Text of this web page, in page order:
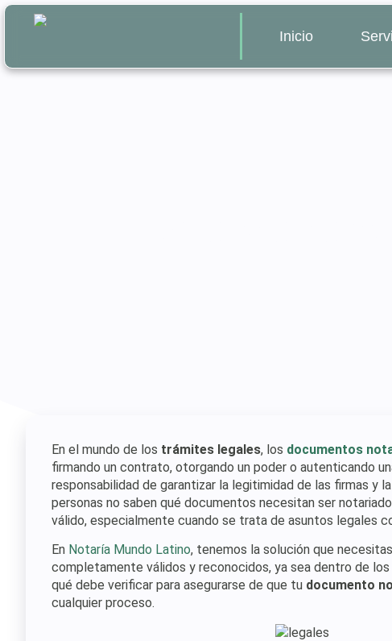
Inicio
En el mundo de los trámites legales, los documentos
firmando un contrato, otorgando un poder o autenticando
responsabilidad de garantizar la legitimidad de las firmas y
personas no saben qué documentos necesitan ser
válido, especialmente cuando se trata de asuntos legales
En Notaría Mundo Latino, tenemos la solución que
completamente válidos y reconocidos, ya sea dentro de
qué debe verificar para asegurarse de que tu documento
cualquier proceso.